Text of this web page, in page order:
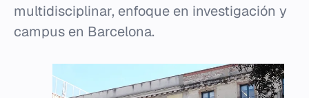
multidisciplinar, enfoque en investigación y
campus en Barcelona.